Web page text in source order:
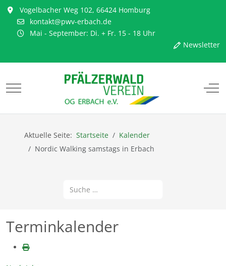
Vogelbacher Weg 102, 66424 Homburg
kontakt@pwv-erbach.de
Mai - September: Di. + Fr. 15 - 18 Uhr
Newsletter
Mobile Menu Toggle Off-
Aktuelle Seite: Startseite
Kalender
Nordic Walking samstags in Erbach
Suchen
Terminkalender